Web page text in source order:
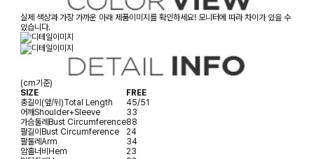
실제 색상과 가장 가까운 아래 제품이미지를 확인하세요! 모니터에 따라 차이가 있을 수
있습니다.
(cm기준)
SIZE
FREE
총길이(앞/뒤)Total Length
45/51
어깨Shoulder+Sleeve
33
가슴둘레Bust Circumference88
팔길이Bust Circumference
24
팔둘레Arm
34
암홀너비Hem
23